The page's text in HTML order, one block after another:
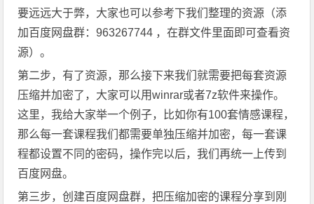
要远远大于弊，大家也可以参考下我们整理的资源（添
加百度网盘群：963267744 ，在群文件里面即可查看资
源）。
第二步，有了资源，那么接下来我们就需要把每套资源
压缩并加密了，大家可以用winrar或者7z软件来操作。
这里，我给大家举一个例子，比如你有100套情感课程，
那么每一套课程我们都需要单独压缩并加密，每一套课
程都设置不同的密码，操作完以后，我们再统一上传到
百度网盘。
第三步，创建百度网盘群，把压缩加密的课程分享到刚